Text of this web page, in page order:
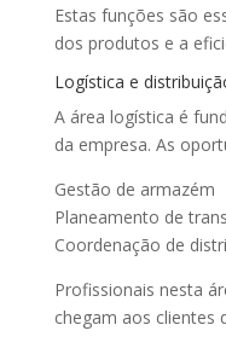
Estas funções são
dos produtos e a
Logística e
A área logística é
da empresa. As
Gestão de armazém
Planeamento de
Coordenação de
Profissionais nesta
chegam aos clientes